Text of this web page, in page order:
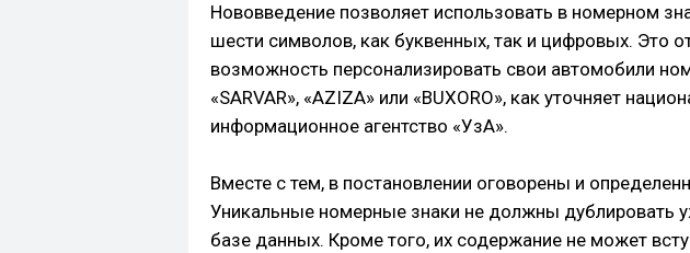
Нововведение позволяет использовать в номерном
шести символов, как буквенных, так и цифровых. Это
возможность персонализировать свои автомобили
«SARVAR», «AZIZA» или «BUXORO», как уточняет
информационное агентство «УзА».
Вместе с тем, в постановлении оговорены и
Уникальные номерные знаки не должны дублировать
базе данных. Кроме того, их содержание не может